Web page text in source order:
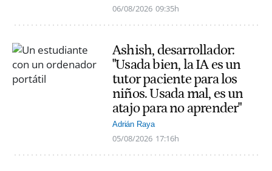
06/08/2026 09:35h
Ashish, desarrollador:
"Usada bien, la IA es un
tutor paciente para los
niños. Usada mal, es un
atajo para no aprender"
Adrián Raya
05/08/2026 17:16h